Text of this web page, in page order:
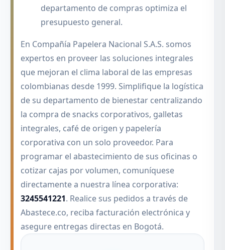
departamento de compras optimiza el
presupuesto general.
En Compañía Papelera Nacional S.A.S. somos
expertos en proveer las soluciones integrales
que mejoran el clima laboral de las empresas
colombianas desde 1999. Simplifique la logística
de su departamento de bienestar centralizando
la compra de snacks corporativos, galletas
integrales, café de origen y papelería
corporativa con un solo proveedor. Para
programar el abastecimiento de sus oficinas o
cotizar cajas por volumen, comuníquese
directamente a nuestra línea corporativa:
3245541221. Realice sus pedidos a través de
Abastece.co, reciba facturación electrónica y
asegure entregas directas en Bogotá.